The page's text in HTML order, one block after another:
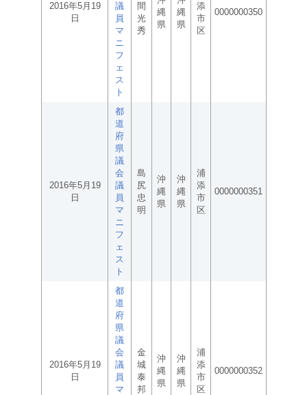
2016年5月19
日
議
員
マ
ニ
フ
ェ
ス
ト
間
光
秀
縄
県
縄
県
添
市
区
0000000350
2016年5月19
日
都
道
府
県
議
会
議
員
マ
ニ
フ
ェ
ス
ト
島
尻
忠
明
沖
縄
県
沖
縄
県
浦
添
市
区
0000000351
2016年5月19
日
都
道
府
県
議
会
議
員
マ
金
城
泰
邦
沖
縄
県
沖
縄
県
浦
添
市
区
0000000352